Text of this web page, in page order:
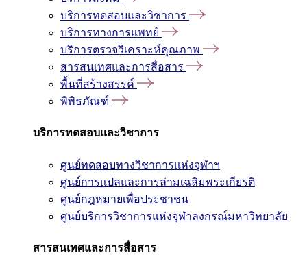
บริการทดสอบและวิชาการ
บริการทางการแพทย์
บริการตรวจวิเคราะห์คุณภาพ
สารสนเทศและการสื่อสาร
พื้นที่สร้างสรรค์
พิพิธภัณฑ์
บริการทดสอบและวิชาการ
ศูนย์ทดสอบทางวิชาการแห่งจุฬาฯ
ศูนย์การแปลและการล่ามเฉลิมพระเกียรติ
ศูนย์กฎหมายเพื่อประชาชน
ศูนย์บริการวิชาการแห่งจุฬาลงกรณ์มหาวิทยาลัย
สารสนเทศและการสื่อสาร